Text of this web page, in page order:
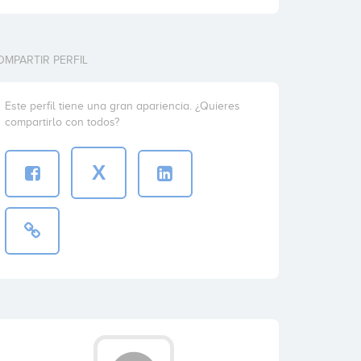
PERFIL
Este perfil tiene una gran apariencia. ¿Quieres
compartirlo con todos?
X